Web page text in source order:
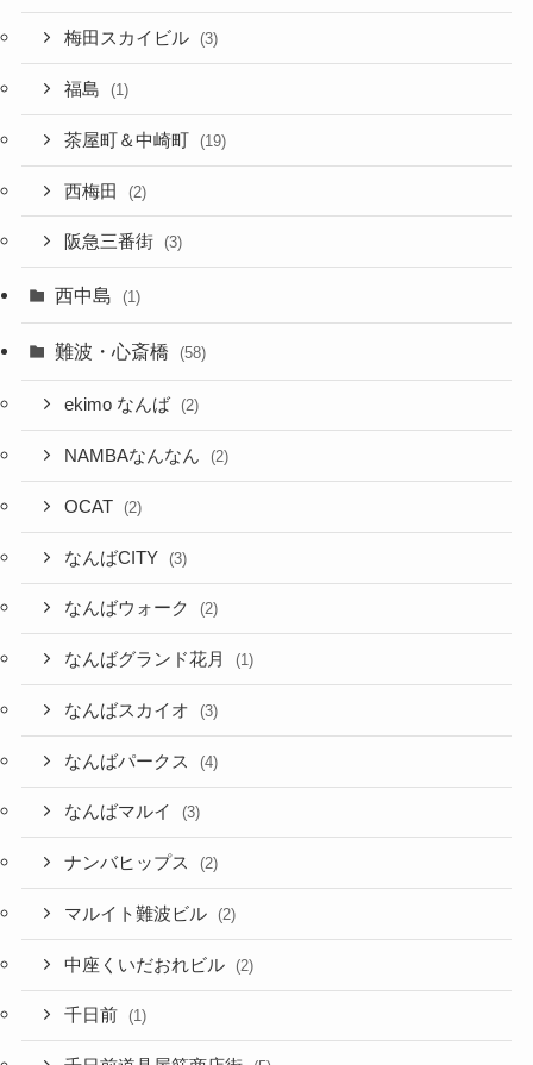
梅田スカイビル (3)
福島 (1)
茶屋町＆中崎町 (19)
西梅田 (2)
阪急三番街 (3)
西中島 (1)
難波・心斎橋 (58)
ekimo なんば (2)
NAMBAなんなん (2)
OCAT (2)
なんばCITY (3)
なんばウォーク (2)
なんばグランド花月 (1)
なんばスカイオ (3)
なんばパークス (4)
なんばマルイ (3)
ナンバヒップス (2)
マルイト難波ビル (2)
中座くいだおれビル (2)
千日前 (1)